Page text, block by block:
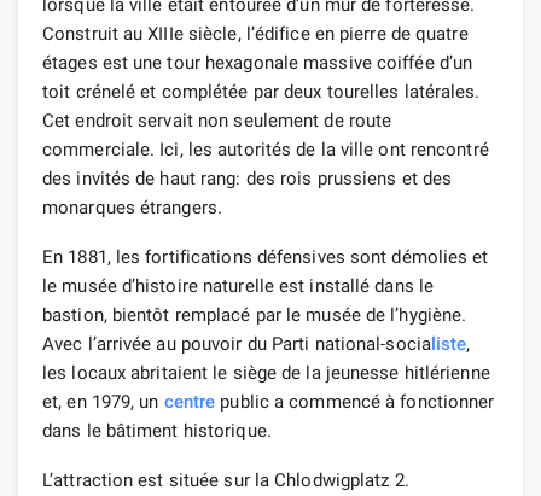
lorsque la ville était entourée d’un mur de forteresse.
Construit au XIIIe siècle, l’édifice en pierre de quatre
étages est une tour hexagonale massive coiffée d’un
toit crénelé et complétée par deux tourelles latérales.
Cet endroit servait non seulement de route
commerciale. Ici, les autorités de la ville ont rencontré
des invités de haut rang: des rois prussiens et des
monarques étrangers.
En 1881, les fortifications défensives sont démolies et
le musée d’histoire naturelle est installé dans le
bastion, bientôt remplacé par le musée de l’hygiène.
Avec l’arrivée au pouvoir du Parti national-socialiste,
les locaux abritaient le siège de la jeunesse hitlérienne
et, en 1979, un centre public a commencé à fonctionner
dans le bâtiment historique.
L’attraction est située sur la Chlodwigplatz 2.